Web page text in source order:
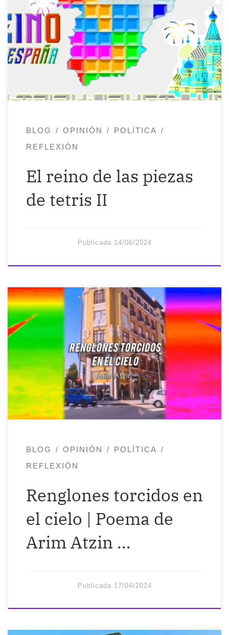
en mi propia cara… Pero luego recuerdo
que se toman muy en serio el tenernos
totalmente adiestrados como soldados
para someternos a sus diez mil reglas y
que así no pensemos por nosotros
mismos, que nos olvidemos de nosotros
mismos. Cuantas […]
BLOG OPINIÓN
POLÍTICA
REFLEXIÓN
El reino de las piezas
de tetris II
Publicada 14/06/2024
Vuelvo a subir este videopoema, ahora
recitado por mí. Quiero que lo veas, lo
leas, que lo escuches y, sobre todo,
quiero que mires al cielo y te preguntes si
te parecen normales las líneas que
contemplas, si realmente crees que se
cruzan tantos aviones comerciales y que
el vapor […]
BLOG OPINIÓN
POLÍTICA
REFLEXIÓN
Renglones torcidos en
el cielo | Poema de
Arim Atzin …
Publicada 17/04/2024